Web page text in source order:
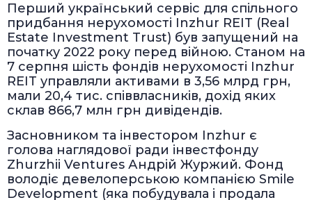
Перший український сервіс для спільного
придбання нерухомості Inzhur REIT (Real
Estate Investment Trust) був запущений на
початку 2022 року перед війною. Станом на
7 серпня шість фондів нерухомості Inzhur
REIT управляли активами в 3,56 млрд грн,
мали 20,4 тис. співвласників, дохід яких
склав 866,7 млн грн дивідендів.
Засновником та інвестором Inzhur є
голова наглядової ради інвестфонду
Zhurzhii Ventures Андрій Журжий. Фонд
володіє девелоперською компанією Smile
Development (яка побудувала і продала